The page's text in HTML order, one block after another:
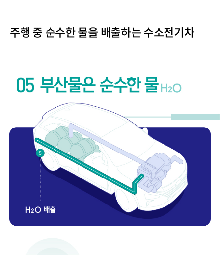
주행 중 순수한 물을 배출하는 수소전기차